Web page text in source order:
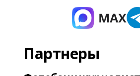
Партнеры